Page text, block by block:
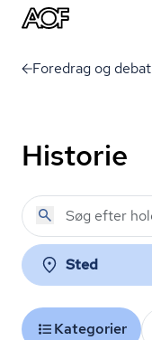
Foredrag og debat
Historie
Sted
Kategorier